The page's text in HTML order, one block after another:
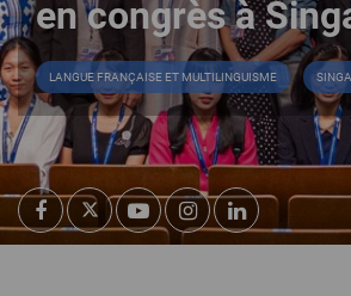
en congrès à
LANGUE FRANÇAISE ET MULTILINGUISME